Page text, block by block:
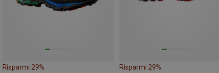
Risparmi 29% Risparmi 29%